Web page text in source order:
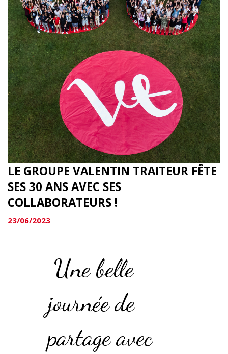
LE GROUPE VALENTIN TRAITEUR FÊTE
SES 30 ANS AVEC SES
COLLABORATEURS !
23/06/2023
Une belle
journée de
partage avec